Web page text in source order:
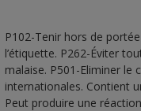
P102-Tenir hors de
l’étiquette. P262-Éviter
malaise. P501-Eliminer
internationales. Contient
Peut produire une